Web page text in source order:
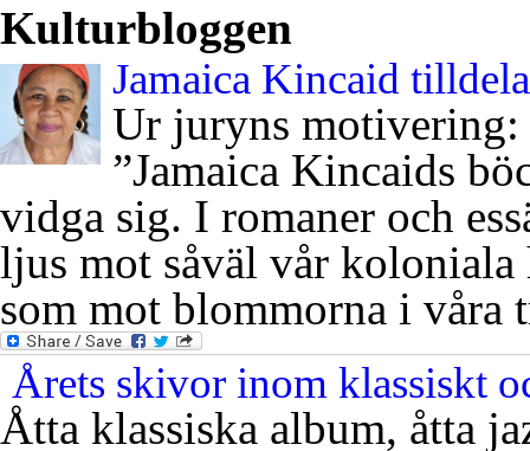
Kulturbloggen
Jamaica Kincaid
Ur juryns motivering:
”Jamaica Kincaids
vidga sig. I romaner och
ljus mot såväl vår
som mot blommorna i våra
Årets skivor inom klassiskt
Åtta klassiska album, åtta